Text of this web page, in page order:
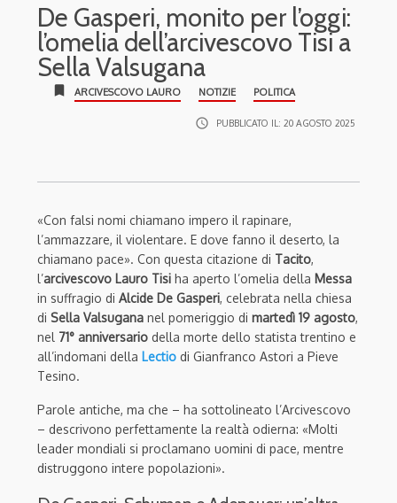
De Gasperi, monito per l’oggi:
l’omelia dell’arcivescovo Tisi a
Sella Valsugana
bookmark ARCIVESCOVO LAURO NOTIZIE POLITICA
access_time PUBBLICATO IL: 20 AGOSTO 2025
«Con falsi nomi chiamano impero il rapinare,
l’ammazzare, il violentare. E dove fanno il deserto, la
chiamano pace». Con questa citazione di Tacito,
l’arcivescovo Lauro Tisi ha aperto l’omelia della Messa
in suffragio di Alcide De Gasperi, celebrata nella chiesa
di Sella Valsugana nel pomeriggio di martedì 19 agosto,
nel 71° anniversario della morte dello statista trentino e
all’indomani della Lectio di Gianfranco Astori a Pieve
Tesino.
Parole antiche, ma che – ha sottolineato l’Arcivescovo
– descrivono perfettamente la realtà odierna: «Molti
leader mondiali si proclamano uomini di pace, mentre
distruggono intere popolazioni».